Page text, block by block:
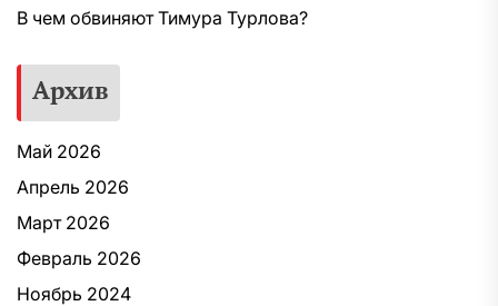
В чем обвиняют Тимура Турлова?
Архив
Май 2026
Апрель 2026
Март 2026
Февраль 2026
Ноябрь 2024